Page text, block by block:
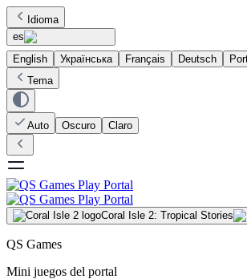
Idioma
es
English
Українська Français Deutsch
Tema
Auto Oscuro Claro
Coral Isle 2: Tropical Stories
QS Games
Mini juegos del portal